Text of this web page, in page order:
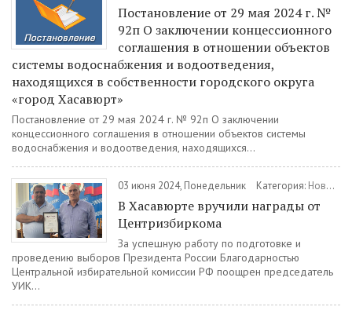
Постановление от 29 мая 2024 г. №
92п О заключении концессионного
соглашения в отношении объектов
системы водоснабжения и водоотведения,
находящихся в собственности городского округа
«город Хасавюрт»
Постановление от 29 мая 2024 г. № 92п О заключении
концессионного соглашения в отношении объектов системы
водоснабжения и водоотведения, находящихся...
03 июня 2024, Понедельник Категория: Новости
В Хасавюрте вручили награды от
Центризбиркома
За успешную работу по подготовке и
проведению выборов Президента России Благодарностью
Центральной избирательной комиссии РФ поощрен председатель
УИК...